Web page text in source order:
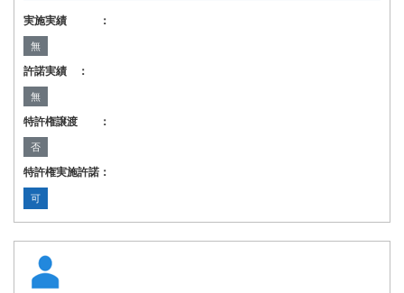
実施実績 ：
無
許諾実績 ：
無
特許権譲渡 ：
否
特許権実施許諾：
可